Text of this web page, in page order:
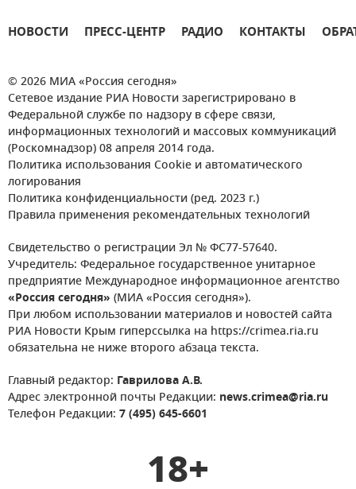
НОВОСТИ ПРЕСС-ЦЕНТР РАДИО КОНТАКТЫ
© 2026 МИА «Россия сегодня»
Сетевое издание РИА Новости зарегистрировано в
Федеральной службе по надзору в сфере связи,
информационных технологий и массовых коммуникаций
(Роскомнадзор) 08 апреля 2014 года.
Политика использования Cookie и автоматического
логирования
Политика конфиденциальности (ред. 2023 г.)
Правила применения рекомендательных технологий
Свидетельство о регистрации Эл № ФС77-57640.
Учредитель: Федеральное государственное унитарное
предприятие Международное информационное агентство
«Россия сегодня» (МИА «Россия сегодня»).
При любом использовании материалов и новостей сайта
РИА Новости Крым гиперссылка на https://crimea.ria.ru
обязательна не ниже второго абзаца текста.
Главный редактор: Гаврилова А.В.
Адрес электронной почты Редакции: news.crimea@ria.ru
Телефон Редакции: 7 (495) 645-6601
18+